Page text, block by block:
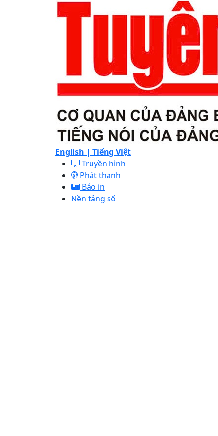
English | Tiếng Việt
Truyền hình
Phát thanh
Báo in
Nền tảng số